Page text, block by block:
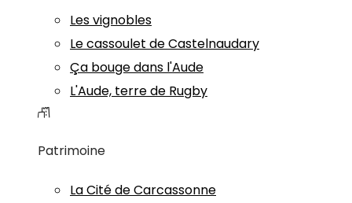
Les vignobles
Le cassoulet de Castelnaudary
Ça bouge dans l'Aude
L'Aude, terre de Rugby
Patrimoine
La Cité de Carcassonne